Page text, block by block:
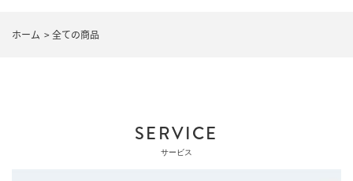
ホーム >全ての商品
SERVICE
サービス